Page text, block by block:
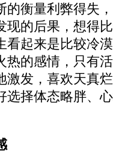
的衡量利弊得失
现的后果，想得
看起来是比较冷
热的感情，只有
激发，喜欢天真
选择体态略胖、